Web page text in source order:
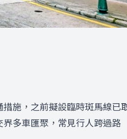
施，之前擬設臨時斑馬線已
多車匯聚，常見行人跨過路